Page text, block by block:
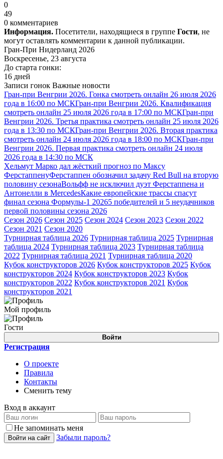
0
49
0 комментариев
Информация. Посетители, находящиеся в группе Гости, не
могут оставлять комментарии к данной публикации.
Гран-При Нидерланд 2026
Воскресенье, 23 августа
До старта гонки:
16 дней
Записи гонок Важные новости
Гран-при Венгрии 2026. Гонка смотреть онлайн 26 июля 2026
года в 16:00 по МСКГран-при Венгрии 2026. Квалификация
смотреть онлайн 25 июля 2026 года в 17:00 по МСКГран-при
Венгрии 2026. Третья практика смотреть онлайн 25 июля 2026
года в 13:30 по МСКГран-при Венгрии 2026. Вторая практика
смотреть онлайн 24 июля 2026 года в 18:00 по МСКГран-при
Венгрии 2026. Первая практика смотреть онлайн 24 июля
2026 года в 14:30 по МСК
Хельмут Марко дал жёсткий прогноз по Максу
ФерстаппенуФерстаппен обозначил задачу Red Bull на вторую
половину сезонаВольфф не исключил дуэт Ферстаппена и
Антонелли в MercedesКакие европейские трассы спасут
финал сезона Формулы-1 20265 победителей и 5 неудачников
первой половины сезона 2026
Сезон 2026 Сезон 2025 Сезон 2024 Сезон 2023 Сезон 2022
Сезон 2021 Сезон 2020
Турнирная таблица 2026 Турнирная таблица 2025 Турнирная
таблица 2024 Турнирная таблица 2023 Турнирная таблица
2022 Турнирная таблица 2021 Турнирная таблица 2020
Кубок конструкторов 2026 Кубок конструкторов 2025 Кубок
конструкторов 2024 Кубок конструкторов 2023 Кубок
конструкторов 2022 Кубок конструкторов 2021 Кубок
конструкторов 2021
Мой профиль
Гости
Войти
Регистрация
О проекте
Правила
Контакты
Сменить тему
Вход в аккаунт
Не запоминать меня
Войти на сайт Забыли пароль?